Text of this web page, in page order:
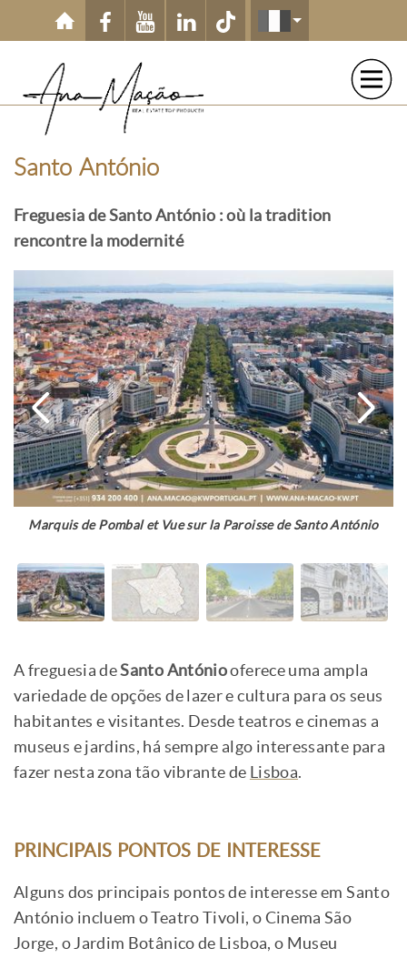
Aller au contenu principal
Santo António
Freguesia de Santo António : où la tradition
rencontre la modernité
Marquis de Pombal et Vue sur la Paroisse de Santo António
A freguesia deSanto Antóniooferece uma ampla
variedade de opções de lazer e cultura para os seus
habitantes e visitantes. Desde teatros e cinemas a
museus e jardins, há sempre algo interessante para
fazer nesta zona tão vibrante de Lisboa.
PRINCIPAIS PONTOS DE INTERESSE
Alguns dos principais pontos de interesse em Santo
António incluem o Teatro Tivoli, o Cinema São
Jorge, o Jardim Botânico de Lisboa, o Museu